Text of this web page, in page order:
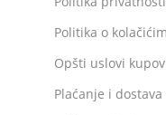
Politika o
Opšti uslovi
Plaćanje i dostava